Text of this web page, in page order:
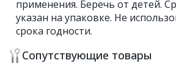
Сопутствующие товары
применения. Беречь от детей.
указан на упаковке. Не
срока годности.